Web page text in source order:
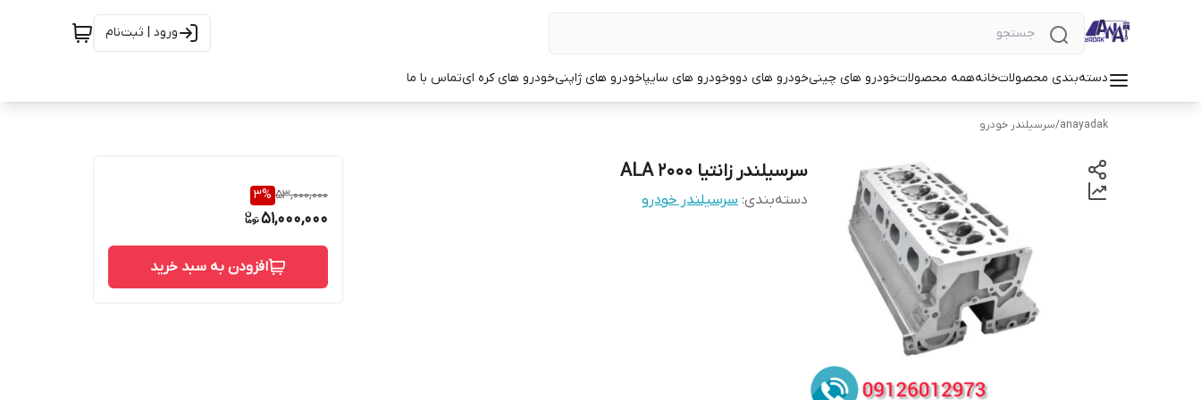
ورود | ثبت‌نام
دسته‌بندی محصولاتخانههمه محصولاتخودرو های چینیخودرو های دووخودرو های سایپاخودرو های ژاپنیخودرو های کره ایتماس با ما
anayadak
/سرسیلندر خودرو
سرسیلندر زانتیا 2000 ALA
دسته‌بندی: سرسیلندر خودرو 53,000,000
3%
51,000,000
افزودن به سبد خرید